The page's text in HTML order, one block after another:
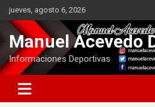
Saltar
contenido
jueves, agosto 6, 2026
Manuel Acevedo
Informaciones Deportivas